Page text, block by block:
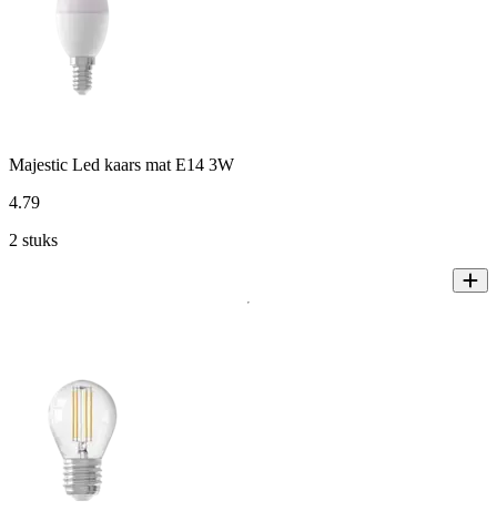
Majestic Led kaars mat E14 3W
4.79
2 stuks